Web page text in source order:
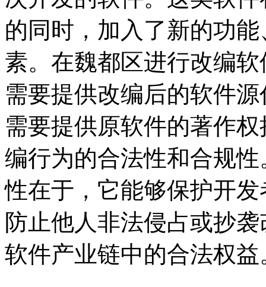
的同时，加入了新的功
素。在魏都区进行改编
需要提供改编后的软件
需要提供原软件的著作
编行为的合法性和合规
性在于，它能够保护开
防止他人非法侵占或抄
软件产业链中的合法权益